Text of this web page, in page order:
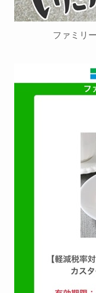
ファミリ